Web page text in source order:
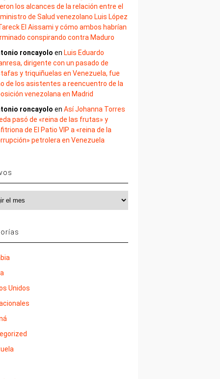
los alcances de la relación entre el
de Salud venezolano Luis López
El Aissami y cómo ambos habrían
conspirando contra Maduro
roncayolo en Luis Eduardo
dirigente con un pasado de
y triquiñuelas en Venezuela, fue
de los asistentes a reencuentro de la
venezolana en Madrid
roncayolo enAsí Johanna Torres
pasó de «reina de las frutas» y
de El Patio VIP a «reina de la
petrolera en Venezuela
Unidos